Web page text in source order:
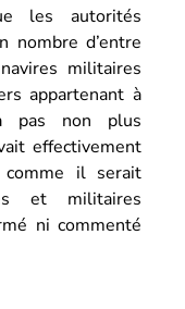
les autorités
nombre d’entre
militaires
appartenant à
pas non plus
effectivement
comme il serait
et militaires
ni commenté